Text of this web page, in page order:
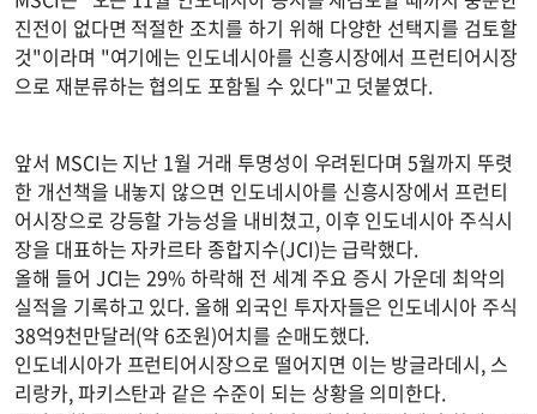
진전이 없다면 적절한 조치를 하기 위해 다양한 선택지를 검토할
것"이라며 "여기에는 인도네시아를 신흥시장에서 프런티어시장
으로 재분류하는 협의도 포함될 수 있다"고 덧붙였다.
앞서 MSCI는 지난 1월 거래 투명성이 우려된다며 5월까지 뚜렷
한 개선책을 내놓지 않으면 인도네시아를 신흥시장에서 프런티
어시장으로 강등할 가능성을 내비쳤고, 이후 인도네시아 주식시
장을 대표하는 자카르타 종합지수(JCI)는 급락했다.
올해 들어 JCI는 29% 하락해 전 세계 주요 증시 가운데 최악의
실적을 기록하고 있다. 올해 외국인 투자자들은 인도네시아 주식
38억9천만달러(약 6조원)어치를 순매도했다.
인도네시아가 프런티어시장으로 떨어지면 이는 방글라데시, 스
리랑카, 파키스탄과 같은 수준이 되는 상황을 의미한다.